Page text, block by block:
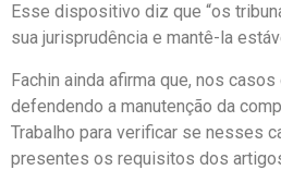
Esse dispositivo diz que “os
sua jurisprudência e mantê-la
Fachin ainda afirma que, nos
defendendo a manutenção da
Trabalho para verificar se nesses
presentes os requisitos dos artigos